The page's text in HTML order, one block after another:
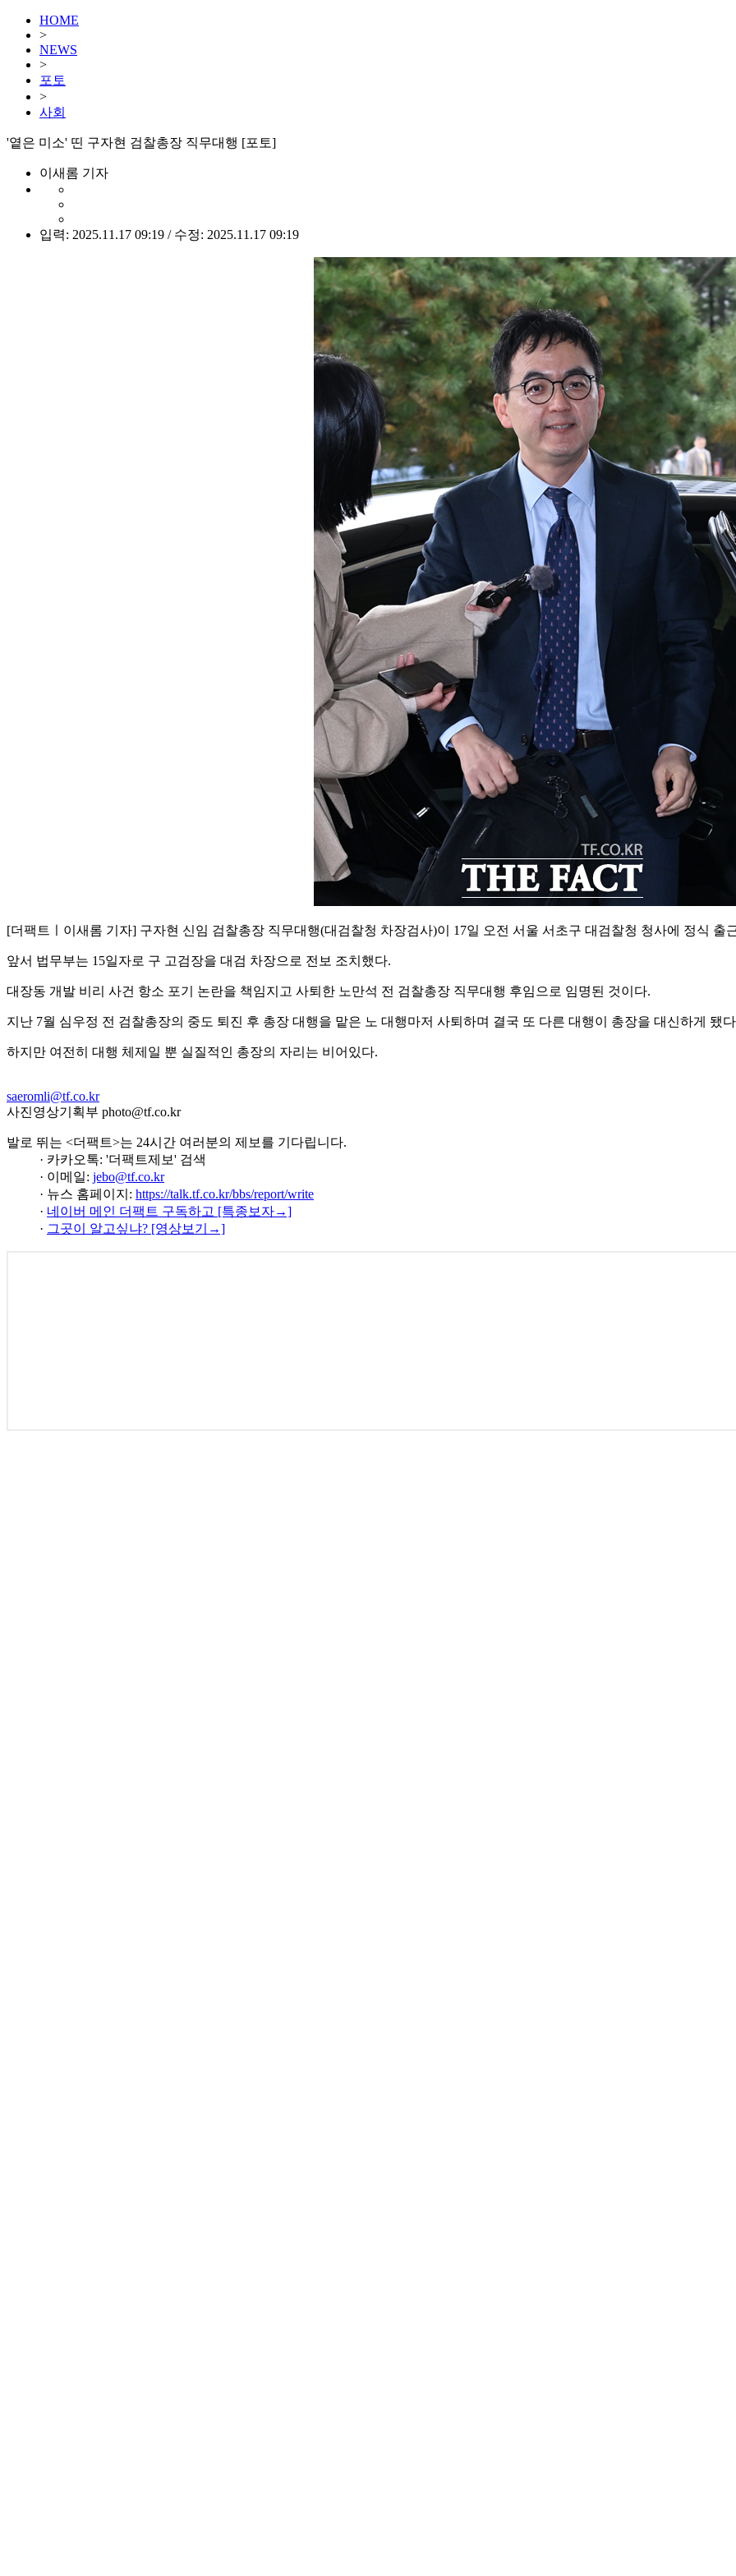
HOME
>
NEWS
>
포토
>
사회
'옅은 미소' 띤 구자현 검찰총장 직무대행 [포토]
이새롬 기자
입력: 2025.11.17 09:19 / 수정: 2025.11.17 09:19
[더팩트ㅣ이새롬 기자] 구자현 신임 검찰총장 직무대행(대검찰청 차장검사)이 17일 오전 서울 서초구 대검찰청 청사에 정식 출
앞서 법무부는 15일자로 구 고검장을 대검 차장으로 전보 조치했다.
대장동 개발 비리 사건 항소 포기 논란을 책임지고 사퇴한 노만석 전 검찰총장 직무대행 후임으로 임명된 것이다.
지난 7월 심우정 전 검찰총장의 중도 퇴진 후 총장 대행을 맡은 노 대행마저 사퇴하며 결국 또 다른 대행이 총장을 대신하게 됐
하지만 여전히 대행 체제일 뿐 실질적인 총장의 자리는 비어있다.
saeromli@tf.co.kr
사진영상기획부 photo@tf.co.kr
발로 뛰는 <더팩트>는 24시간 여러분의 제보를 기다립니다.
· 카카오톡: '더팩트제보' 검색
· 이메일: jebo@tf.co.kr
· 뉴스 홈페이지: https://talk.tf.co.kr/bbs/report/write
· 네이버 메인 더팩트 구독하고 [특종보자→]
· 그곳이 알고싶냐? [영상보기→]